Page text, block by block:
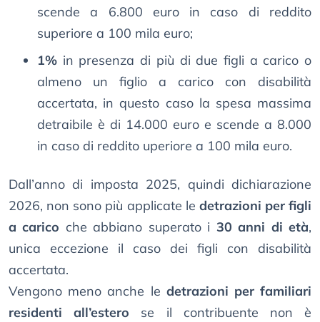
scende a 6.800 euro in caso di reddito
superiore a 100 mila euro;
1% in presenza di più di due figli a carico o
almeno un figlio a carico con disabilità
accertata, in questo caso la spesa massima
detraibile è di 14.000 euro e scende a 8.000
in caso di reddito uperiore a 100 mila euro.
Dall’anno di imposta 2025, quindi dichiarazione
2026, non sono più applicate le detrazioni per figli
a carico che abbiano superato i 30 anni di età,
unica eccezione il caso dei figli con disabilità
accertata.
Vengono meno anche le detrazioni per familiari
residenti all’estero se il contribuente non è